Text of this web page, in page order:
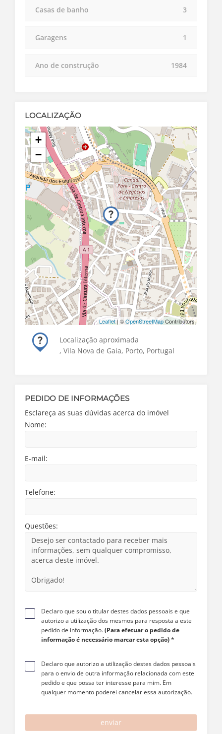
Casas de banho 3
Garagens 1
Ano de construção 1984
LOCALIZAÇÃO
+
−
Leaflet| ©OpenStreetMapContributors
Localização aproximada
, Vila Nova de Gaia, Porto, Portugal
PEDIDO DE INFORMAÇÕES
Esclareça as suas dúvidas acerca do imóvel
Nome:
E-mail:
Telefone:
Questões:
Declaro que sou o titular destes dados pessoais e que
autorizo a utilização dos mesmos para resposta a este
pedido de informação.(Para efetuar o pedido de
informação é necessário marcar esta opção)*
Declaro que autorizo a utilização destes dados pessoais
para o envio de outra informação relacionada com este
pedido e que possa ter interesse para mim. Em
qualquer momento poderei cancelar essa autorização.
enviar